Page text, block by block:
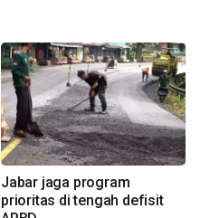
Jabar jaga program
prioritas di tengah defisit